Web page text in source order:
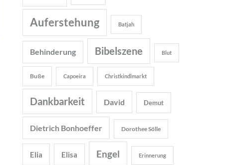
Auferstehung Batjah
Behinderung Bibelszene Blut
Buße Capoeira Christkindlmarkt
Dankbarkeit David Demut
Dietrich Bonhoeffer Dorothee Sölle
Elia Elisa Engel Erinnerung